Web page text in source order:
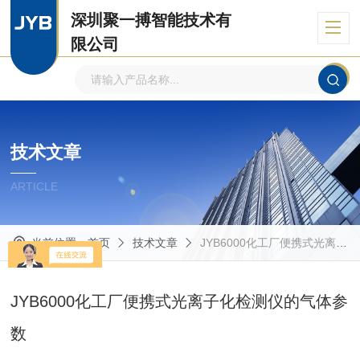
深圳聚一搏智能技术有
限公司
技术文章
ARTICLE
当前位置：首页 技术文章 JYB6000化工厂便携式光离子化检测仪的气体参数
JYB6000化工厂便携式光离子化检测仪的气体参
数